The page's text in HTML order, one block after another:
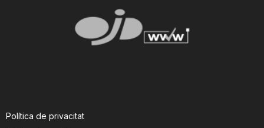
Política de privacitat